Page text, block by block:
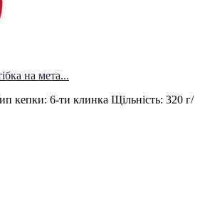
на мета...
кепки: 6-ти клинка Щільність: 320 г/